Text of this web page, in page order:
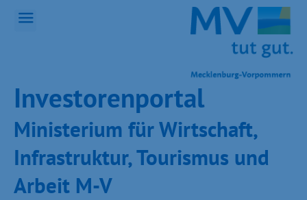
Inves­toren­por­tal
Ministeri­um für Wirt­schaft,
Infra­struk­tur, Tou­ris­mus und
Ar­beit M-V